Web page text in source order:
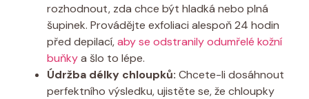
rozhodnout, zda chce být hladká nebo plná
šupinek. Provádějte exfoliaci alespoň 24 hodin
před depilací,aby se odstranily odumřelé kožní
buňkya šlo to lépe.
Údržba délky chloupků: Chcete-li dosáhnout
perfektního výsledku, ujistěte se, že chloupky